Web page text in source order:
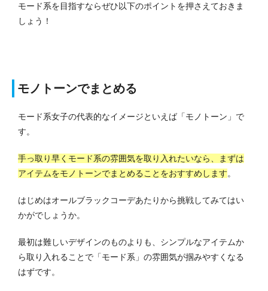
モード系を目指すならぜひ以下のポイントを押さえておきま
しょう！
モノトーンでまとめる
モード系女子の代表的なイメージといえば「モノトーン」で
す。
手っ取り早くモード系の雰囲気を取り入れたいなら、まずは
アイテムをモノトーンでまとめることをおすすめします。
はじめはオールブラックコーデあたりから挑戦してみてはい
かがでしょうか。
最初は難しいデザインのものよりも、シンプルなアイテムか
ら取り入れることで「モード系」の雰囲気が掴みやすくなる
はずです。